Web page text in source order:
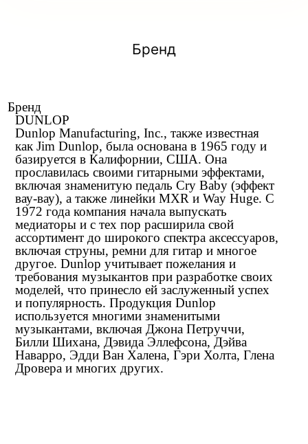
Бренд
Бренд
DUNLOP
Dunlop Manufacturing, Inc., также известная
как Jim Dunlop, была основана в 1965 году и
базируется в Калифорнии, США. Она
прославилась своими гитарными эффектами,
включая знаменитую педаль Cry Baby (эффект
вау-вау), а также линейки MXR и Way Huge. С
1972 года компания начала выпускать
медиаторы и с тех пор расширила свой
ассортимент до широкого спектра аксессуаров,
включая струны, ремни для гитар и многое
другое. Dunlop учитывает пожелания и
требования музыкантов при разработке своих
моделей, что принесло ей заслуженный успех
и популярность. Продукция Dunlop
используется многими знаменитыми
музыкантами, включая Джона Петруччи,
Билли Шихана, Дэвида Эллефсона, Дэйва
Наварро, Эдди Ван Халена, Гэри Холта, Глена
Дровера и многих других.